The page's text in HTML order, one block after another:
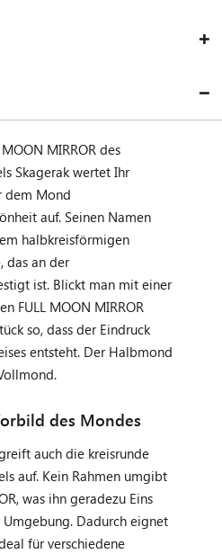
MIRROR des
Skagerak wertet Ihr
dem Mond
auf. Seinen Namen
halbkreisförmigen
das an der
ist. Blickt man mit einer
FULL MOON MIRROR
so, dass der Eindruck
entsteht. Der Halbmond
des Mondes
auch die kreisrunde
auf. Kein Rahmen umgibt
was ihn geradezu Eins
Dadurch eignet
für verschiedene